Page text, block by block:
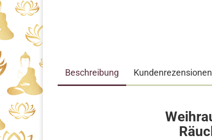
Beschreibung Kundenrezensionen